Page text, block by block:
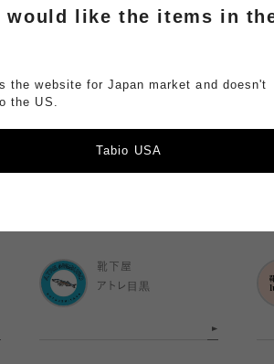
靴下屋
アトレ目黒
ン
would like the items in
the website for Japan market and doesn't
the US.
Tabio USA